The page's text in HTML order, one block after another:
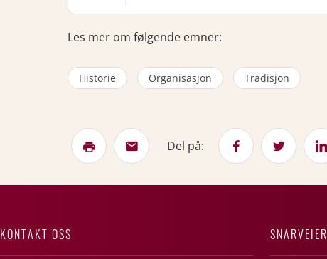
Les mer om følgende emner:
Historie Organisasjon Tradisjon
Del på:
KONTAKT OSS SNARVEIER